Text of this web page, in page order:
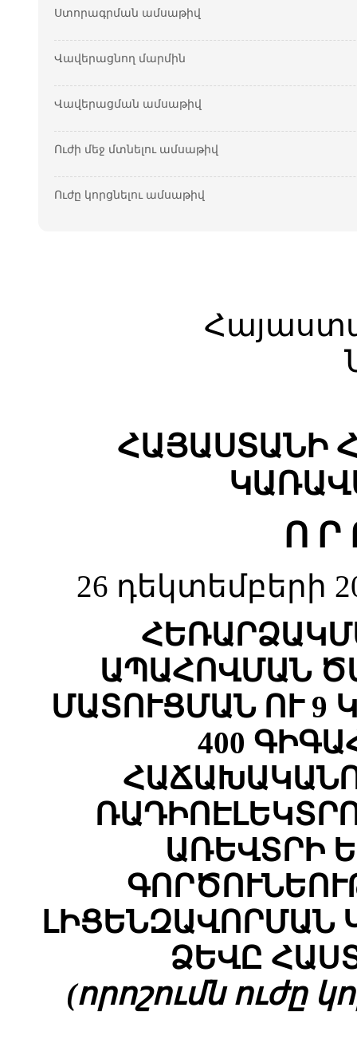
Ստորագրման ամսաթիվ
Վավերացնող մարմին
Վավերացման ամսաթիվ
Ուժի մեջ մտնելու ամսաթիվ
Ուժը կորցնելու ամսաթիվ
ՀԱՅԱՍՏԱՆԻ
Ո Ր
26 դեկտեմբերի
ԱՊԱՀՈՎՄԱՆ
ՄԱՏՈՒՑՄԱՆ ՈՒ 9
400
ԱՌԵՎՏՐԻ
ԼԻՑԵՆԶԱՎՈՐՄԱՆ
ՁԵՎԸ
(որոշումն ուժը